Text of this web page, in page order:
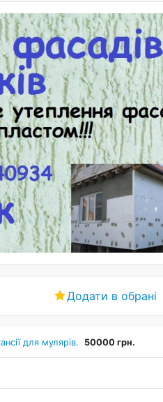
Додати в обрані
для мулярів. 50000 грн.